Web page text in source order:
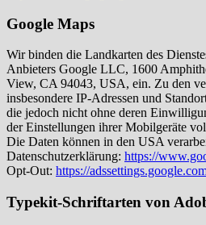
Google Maps
Wir binden die Landkarten des
Anbieters Google LLC, 1600
View, CA 94043, USA, ein. Zu den
insbesondere IP-Adressen und
die jedoch nicht ohne deren
der Einstellungen ihrer Mobilgeräte
Die Daten können in den USA
Datenschutzerklärung: https://
Opt-Out: https://
Typekit-Schriftarten von